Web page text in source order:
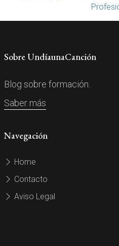
Sobre UndíaunaCanción
Blog sobre formación.
Saber más
Navegación
Home
Contacto
Aviso Legal